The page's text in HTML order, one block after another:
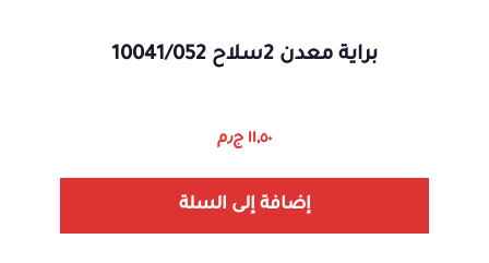
براية معدن 2سلاح 10041/052
١١,٥٠ ج٫م
إضافة إلى السلة